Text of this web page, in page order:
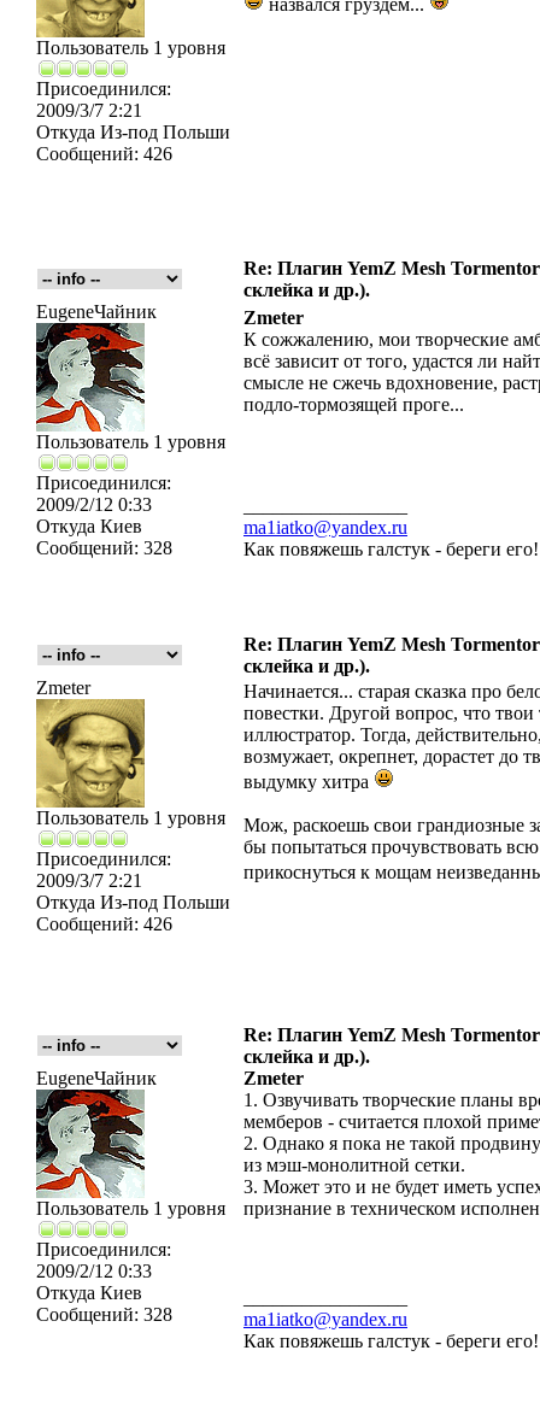
Пользователь 1 уровня
Присоединился:
2009/3/7 2:21
Откуда Из-под Польши
Сообщений: 426
назвался груздем...
Re: Плагин YemZ Mesh
склейка и др.).
EugeneЧайник
Пользователь 1 уровня
Присоединился:
2009/2/12 0:33
Откуда Киев
Сообщений: 328
Zmeter
К сожжалению, мои творческие
всё зависит от того, удастся ли
смысле не сжечь вдохновение,
подло-тормозящей проге...
ma1iatko@yandex.ru
Как повяжешь галстук - береги
Re: Плагин YemZ Mesh
склейка и др.).
Zmeter
Пользователь 1 уровня
Присоединился:
2009/3/7 2:21
Откуда Из-под Польши
Сообщений: 426
Начинается... старая сказка про
повестки. Другой вопрос, что
иллюстратор. Тогда,
возмужает, окрепнет, дорастет до
выдумку хитра
Мож, раскоешь свои грандиозные
бы попытаться прочувствовать
прикоснуться к мощам
Re: Плагин YemZ Mesh
склейка и др.).
EugeneЧайник
Пользователь 1 уровня
Присоединился:
2009/2/12 0:33
Откуда Киев
Сообщений: 328
Zmeter
1. Озвучивать творческие планы
мемберов - считается плохой
2. Однако я пока не такой
из мэш-монолитной сетки.
3. Может это и не будет иметь
признание в техническом
ma1iatko@yandex.ru
Как повяжешь галстук - береги